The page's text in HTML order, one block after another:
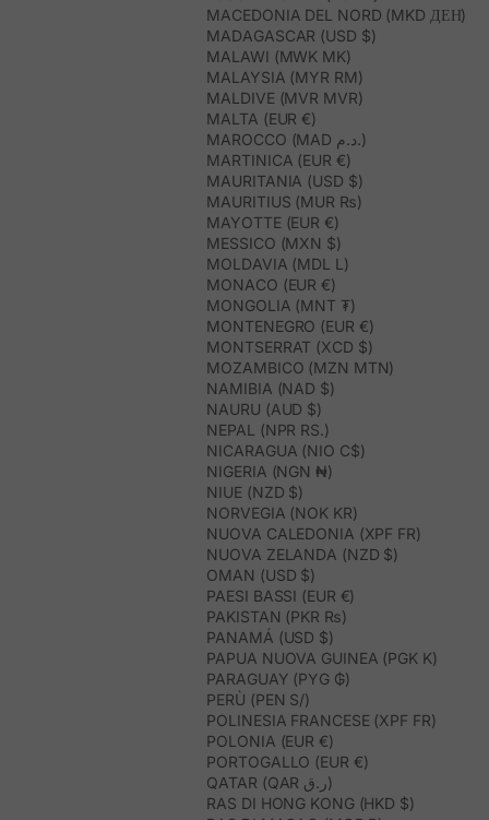
MACEDONIA DEL NORD (MKD ДЕН)
MADAGASCAR (USD $)
MALAWI (MWK MK)
MALAYSIA (MYR RM)
MALDIVE (MVR MVR)
MALTA (EUR €)
MAROCCO (MAD د.م.)
MARTINICA (EUR €)
MAURITANIA (USD $)
MAURITIUS (MUR ₨)
MAYOTTE (EUR €)
MESSICO (MXN $)
MOLDAVIA (MDL L)
MONACO (EUR €)
MONGOLIA (MNT ₮)
MONTENEGRO (EUR €)
MONTSERRAT (XCD $)
MOZAMBICO (MZN MTN)
NAMIBIA (NAD $)
NAURU (AUD $)
NEPAL (NPR RS.)
NICARAGUA (NIO C$)
NIGERIA (NGN ₦)
NIUE (NZD $)
NORVEGIA (NOK KR)
NUOVA CALEDONIA (XPF FR)
NUOVA ZELANDA (NZD $)
OMAN (USD $)
PAESI BASSI (EUR €)
PAKISTAN (PKR ₨)
PANAMÁ (USD $)
PAPUA NUOVA GUINEA (PGK K)
PARAGUAY (PYG ₲)
PERÙ (PEN S/)
POLINESIA FRANCESE (XPF FR)
POLONIA (EUR €)
PORTOGALLO (EUR €)
QATAR (QAR ر.ق)
RAS DI HONG KONG (HKD $)